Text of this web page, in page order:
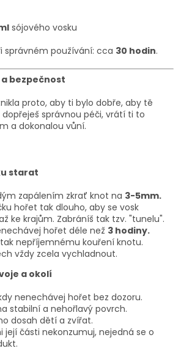
sójového vosku
správném používání: cca 30 hodin.
a bezpečnost
proto, aby ti bylo dobře, aby tě
dopřeješ správnou péči, vrátí ti to
a dokonalou vůní.
starat
zapálením zkrať knot na 3-5mm.
hořet tak dlouho, aby se vosk
ke krajům. Zabráníš tak tzv. "tunelu".
hořet déle než 3 hodiny.
nepříjemnému kouření knotu.
vždy zcela vychladnout.
a okolí
nenechávej hořet bez dozoru.
stabilní a nehořlavý povrch.
dosah dětí a zvířat.
její části nekonzumuj, nejedná se o